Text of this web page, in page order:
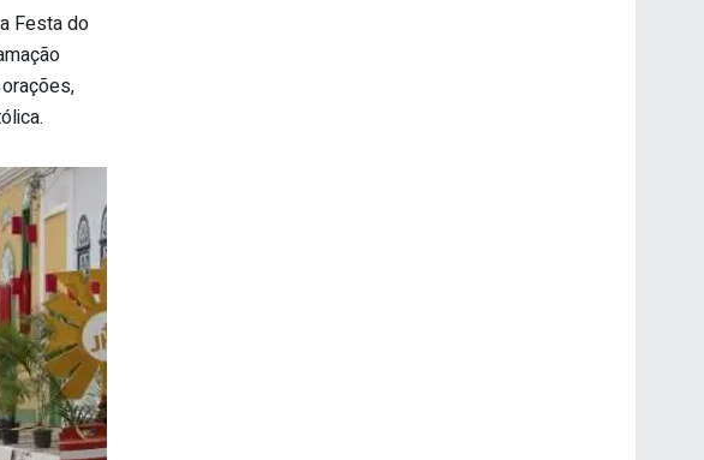
Festa do